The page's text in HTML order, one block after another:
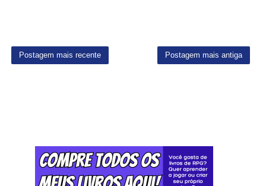
Postagem mais recente Postagem mais antiga